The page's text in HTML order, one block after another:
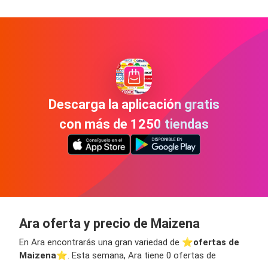
Descarga la aplicación gratis
con más de 1250 tiendas
Ara oferta y precio de Maizena
En Ara encontrarás una gran variedad de ⭐️ofertas de
Maizena⭐️. Esta semana, Ara tiene 0 ofertas de